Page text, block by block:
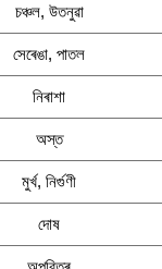
চঞ্চল, উতনুৱা
সেৰেঙা, পাতল
নিৰাশা
অস্ত
মুৰ্খ, নিৰ্গুণী
দোষ